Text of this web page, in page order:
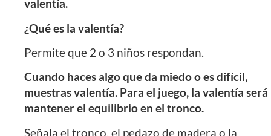
valentía.
¿Qué es la valentía?
Permite que 2 o 3 niños respondan.
Cuando haces algo que da miedo o es difícil,
muestras valentía. Para el juego, la valentía será
mantener el equilibrio en el tronco.
Señala el tronco, el pedazo de madera o la